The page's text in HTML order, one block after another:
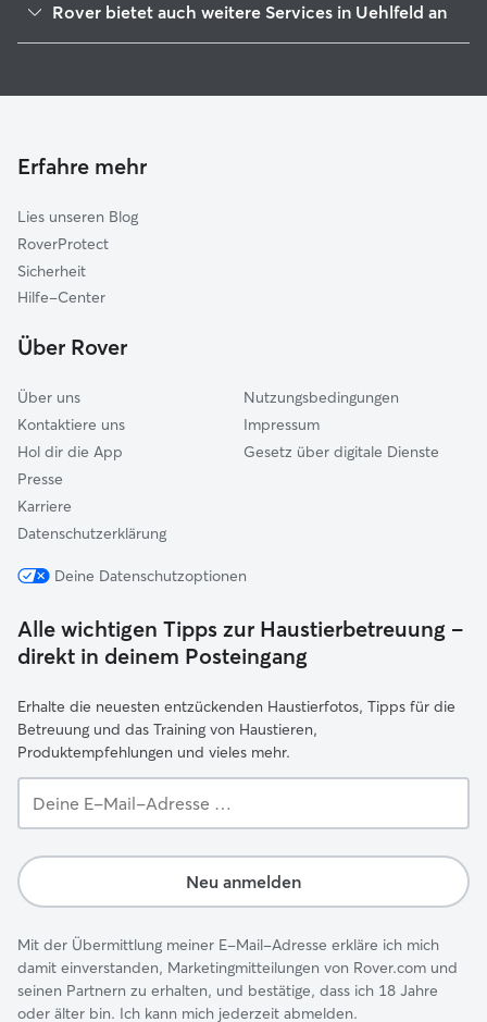
Emskirchen
Heßdorf
Pommersfelden
Herzogenaurach
Röttenbach (Erlangen-Höchstadt)
Puschendorf
Rover bietet auch weitere Services in Uehlfeld an
Hundekindergarten in Uehlfeld
Erfahre mehr
Lies unseren Blog
RoverProtect
Sicherheit
Hilfe-Center
Über Rover
Über uns
Kontaktiere uns
Hol dir die App
Presse
Karriere
Datenschutzerklärung
Nutzungsbedingungen
Impressum
Gesetz über digitale Dienste
Deine Datenschutzoptionen
Alle wichtigen Tipps zur Haustierbetreuung –
direkt in deinem Posteingang
Erhalte die neuesten entzückenden Haustierfotos, Tipps für die
Betreuung und das Training von Haustieren,
Produktempfehlungen und vieles mehr.
E-
Adresse …
Neu anmelden
Mit der Übermittlung meiner E-Mail-Adresse erkläre ich mich
damit einverstanden, Marketingmitteilungen von Rover.com und
seinen Partnern zu erhalten, und bestätige, dass ich 18 Jahre
oder älter bin. Ich kann mich jederzeit abmelden.